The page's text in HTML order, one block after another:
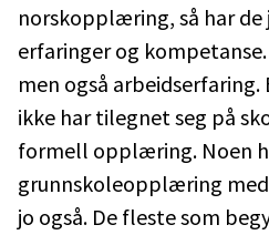
norskopplæring, så har de
erfaringer og
men også arbeidserfaring.
ikke har tilegnet seg på
formell opplæring. Noen
grunnskoleopplæring med
jo også. De fleste som